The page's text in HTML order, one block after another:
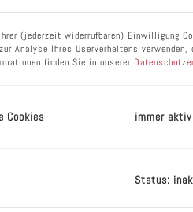
(jederzeit widerrufbaren) Einwilligung
Analyse Ihres Userverhaltens verwenden,
finden Sie in unserer
Cookies immer aktiv
Status: